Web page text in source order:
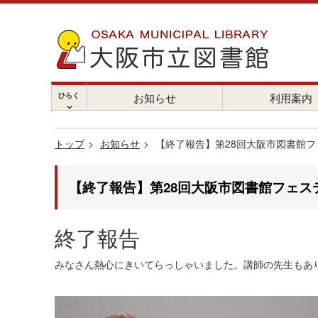
ひらく
chevron_right
お知らせ 利用案内
トップ お知らせ 【終了報告】第28回大阪市図書
【終了報告】第28回大阪市図書館フ
終了報告
みなさん熱心にきいてらっしゃいました。講師の先生もあ